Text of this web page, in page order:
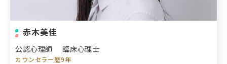
赤木美佳
公認心理師 臨床心理士
カウンセラー歴9年